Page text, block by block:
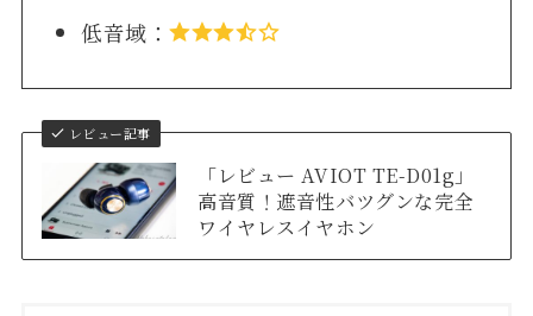
低音域：
レビュー記事
「レビュー AVIOT TE-D01g」
高音質！遮音性バツグンな完全
ワイヤレスイヤホン